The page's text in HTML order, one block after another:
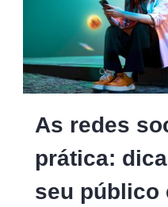
redes
sociais
prática
As redes
prática:
seu público